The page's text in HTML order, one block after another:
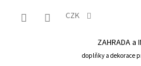
CZK
ZAHRADA a
doplňky a dekorace